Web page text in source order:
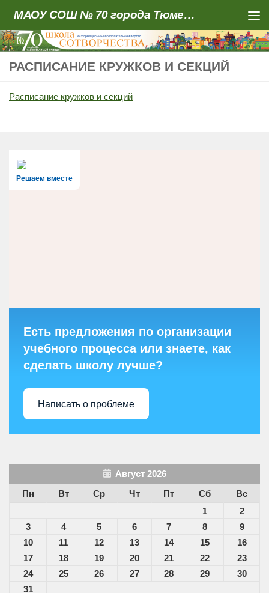
Skip to content МАОУ СОШ № 70 города Тюмени
РАСПИСАНИЕ КРУЖКОВ И СЕКЦИЙ
Расписание кружков и секций
Решаем вместе
Есть предложения по организации
учебного процесса или знаете, как
сделать школу лучше?
Написать о проблеме
Август 2026
Пн
Вт Ср Чт Пт Сб
Вс
1
2
3
4 5 6 7 8
9
10
11 12 13 14 15
16
17
18 19 20 21 22
23
24
25 26 27 28 29
30
31